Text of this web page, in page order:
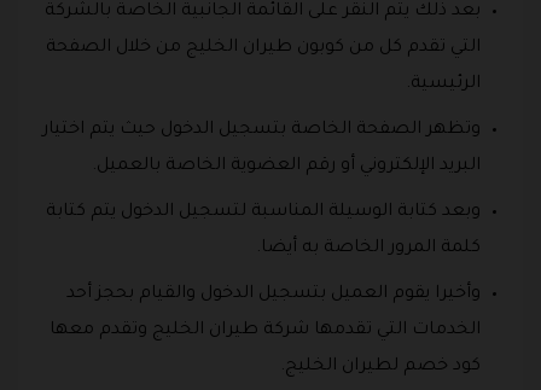
بعد ذلك يتم النقر على القائمة الجانبية الخاصة بالشركة
التي تقدم كل من كوبون طيران الخليج من خلال الصفحة
الرئيسية.
وتظهر الصفحة الخاصة بتسجيل الدخول حيث يتم اختيار
البريد الإلكتروني أو رقم العضوية الخاصة بالعميل.
وبعد كتابة الوسيلة المناسبة لتسجيل الدخول يتم كتابة
كلمة المرور الخاصة به أيضا.
وأخيرا يقوم العميل بتسجيل الدخول والقيام بحجز أحد
الخدمات التي تقدمها شركة طيران الخليج وتقدم معها
كود خصم لطيران الخليج.